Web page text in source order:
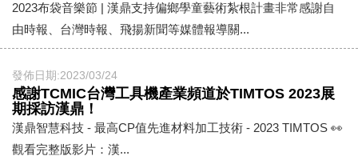
2023布袋音樂節 | 漢鼎支持偏鄉學童藝術紮根計畫非常感謝自
由時報、台灣時報、飛揚新聞等媒體報導關...
發佈日期:2023/03/24
感謝TCMIC台灣工具機產業頻道於TIMTOS 2023展
期採訪漢鼎！
漢鼎智慧科技 - 最高CP值先進材料加工技術 - 2023 TIMTOS 👀
觀看完整版影片：漢...